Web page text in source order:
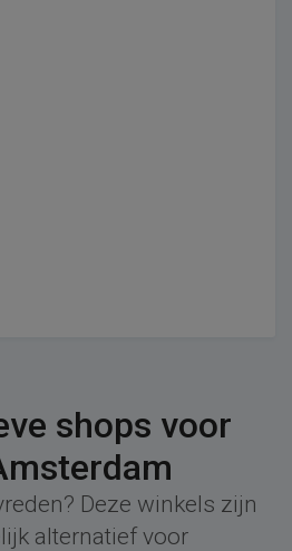
shops voor
Deze winkels zijn
alternatief voor